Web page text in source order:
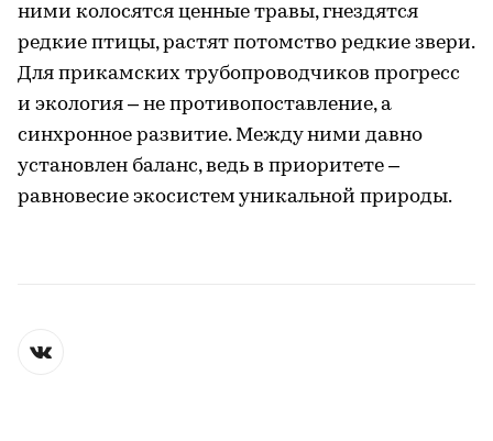
ними колосятся ценные травы, гнездятся
редкие птицы, растят потомство редкие звери.
Для прикамских трубопроводчиков прогресс
и экология – не противопоставление, а
синхронное развитие. Между ними давно
установлен баланс, ведь в приоритете –
равновесие экосистем уникальной природы.